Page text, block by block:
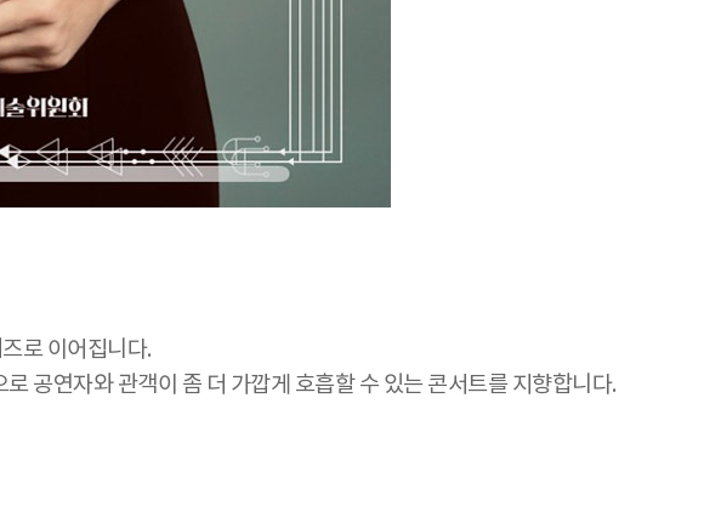
로 이어집니다.
공연자와 관객이 좀 더 가깝게 호흡할 수 있는 콘서트를 지향합니다.